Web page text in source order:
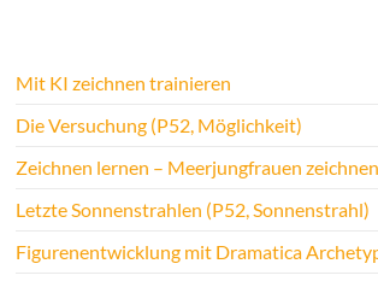
Mit KI zeichnen trainieren
Die Versuchung (P52, Möglichkeit)
Zeichnen lernen – Meerjungfrauen zeichnen
Letzte Sonnenstrahlen (P52, Sonnenstrahl)
Figurenentwicklung mit Dramatica